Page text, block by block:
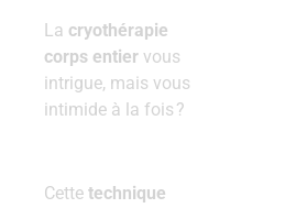
La cryothérapie
corps entier vous
intrigue, mais vous
intimide à la fois ?
Cette technique